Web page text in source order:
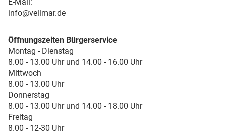
info@vellmar.de
Öffnungszeiten Bürgerservice
Montag - Dienstag
8.00 - 13.00 Uhr und 14.00 - 16.00 Uhr
Mittwoch
8.00 - 13.00 Uhr
Donnerstag
8.00 - 13.00 Uhr und 14.00 - 18.00 Uhr
Freitag
8.00 - 12-30 Uhr